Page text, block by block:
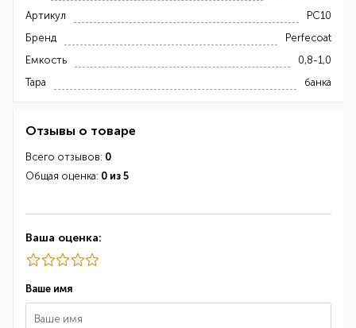
Артикул
PC10
Бренд
Perfecoat
Емкость
0,8-1,0
Тара
банка
Отзывы о товаре
Всего отзывов: 0
Общая оценка: 0 из 5
Ваша оценка:
Ваше имя